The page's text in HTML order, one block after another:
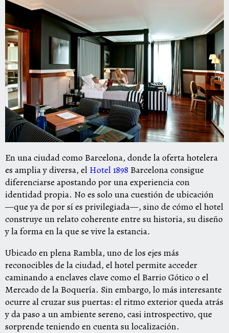
En una ciudad como Barcelona, donde la oferta hotelera
es amplia y diversa, el Hotel 1898 Barcelona consigue
diferenciarse apostando por una experiencia con
identidad propia. No es solo una cuestión de ubicación
—que ya de por sí es privilegiada—, sino de cómo el hotel
construye un relato coherente entre su historia, su diseño
y la forma en la que se vive la estancia.
Ubicado en plena Rambla, uno de los ejes más
reconocibles de la ciudad, el hotel permite acceder
caminando a enclaves clave como el Barrio Gótico o el
Mercado de la Boquería. Sin embargo, lo más interesante
ocurre al cruzar sus puertas: el ritmo exterior queda atrás
y da paso a un ambiente sereno, casi introspectivo, que
sorprende teniendo en cuenta su localización.